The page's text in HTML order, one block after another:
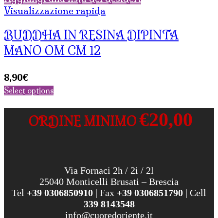
Visualizzazione rapida
BUDDHA IN RESINA DIPINTA
MANO OM CM 12
8,90€
Select options
ORDINE MINIMO€20,00
Via Fornaci 2h / 2i / 2l
25040 Monticelli Brusati – Brescia
Tel +39 0306850910 | Fax +39 0306851790 | Cell
339 8143548
info@cuoredoriente.it